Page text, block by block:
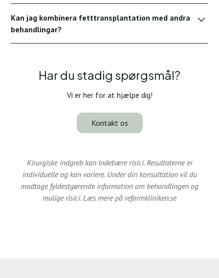
placera fett exakt - för att uppnå mjuk, naturlig
förbättring.
Kan jag kombinera fetttransplantation med andra
behandlingar?
föryngring.Har du stadig spørgsmål?
Vi er her for at hjælpe dig!
Kontakt os
Kirurgiske indgreb kan indebære risici. Resultaterne er
individuelle og kan variere. Under din konsultation vil du
modtage fyldestgørende information om behandlingen og
mulige risici. Læs mere på reformkliniken.se